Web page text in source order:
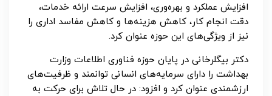
افزایش عملکرد و بهره‌وری، افزایش سرعت ارائه خدمات،
دقت انجام کار، کاهش هزینه‌ها و کاهش مفاسد اداری را
نیز از ویژگی‌های این حوزه عنوان کرد.
دکتر بیگلرخانی در پایان حوزه فناوری اطلاعات وزارت
بهداشت را دارای سرمایه‌های انسانی توانمند و ظرفیت‌های
ارزشمندی عنوان کرد و افزود: در حال تلاش برای حرکت به